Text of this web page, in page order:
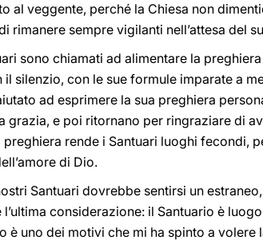
al veggente, perché la Chiesa non
di rimanere sempre vigilanti nell’attesa del
sono chiamati ad alimentare la
il silenzio, con le sue formule imparate a
ad esprimere la sua preghiera
grazia, e poi ritornano per ringraziare di
preghiera rende i Santuari luoghi fecondi,
di Dio.
Santuari dovrebbe sentirsi un
considerazione: il Santuario è
è uno dei motivi che mi ha spinto a